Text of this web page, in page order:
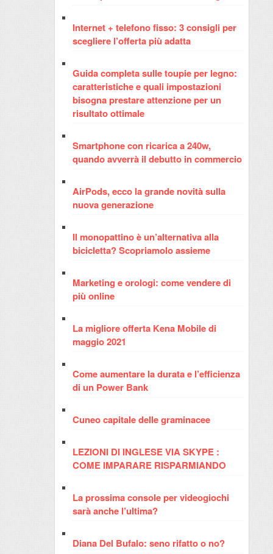
Internet + telefono fisso: 3 consigli per
scegliere l’offerta più adatta
Guida completa sulle toupie per legno:
caratteristiche e quali impostazioni
bisogna prestare attenzione per un
risultato ottimale
Smartphone con ricarica a 240w,
quando avverrà il debutto in commercio
AirPods, ecco la grande novità sulla
nuova generazione
Il monopattino è un’alternativa alla
bicicletta? Scopriamolo assieme
Marketing e orologi: come vendere di
più online
La migliore offerta Kena Mobile di
maggio 2021
Come aumentare la durata e l’efficienza
di un Power Bank
Cuneo capitale delle graminacee
LEZIONI DI INGLESE VIA SKYPE :
COME IMPARARE RISPARMIANDO
La prossima console per videogiochi
sarà anche l’ultima?
Diana Del Bufalo: seno rifatto o no?